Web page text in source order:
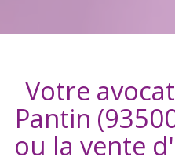
Votre
Pantin
ou la vente d'